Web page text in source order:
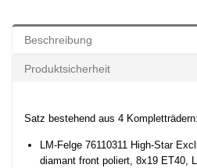
Beschreibung
Produktsicherheit
Satz bestehend aus 4 Kompletträdern:
LM-Felge 76110311 High-Star
diamant front poliert, 8x19 ET40,